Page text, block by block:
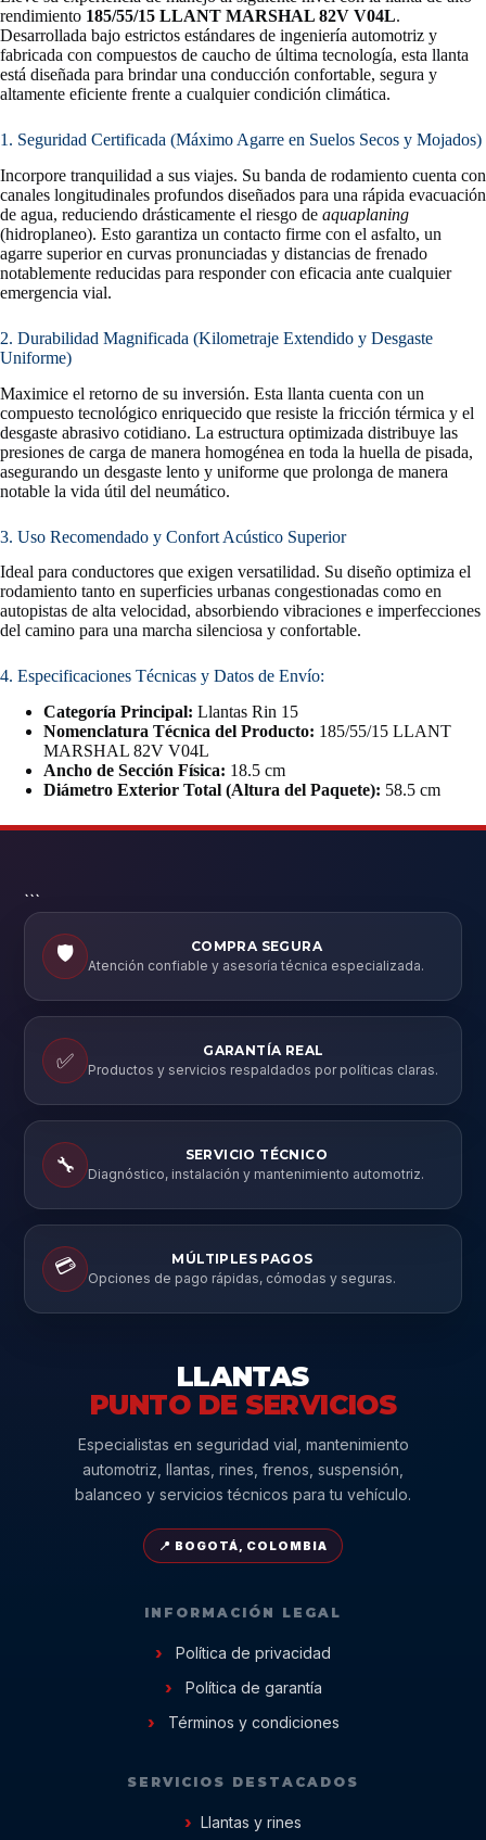
rendimiento 185/55/15 LLANT MARSHAL 82V V04L.
Desarrollada bajo estrictos estándares de ingeniería automotriz y
fabricada con compuestos de caucho de última tecnología, esta llanta
está diseñada para brindar una conducción confortable, segura y
altamente eficiente frente a cualquier condición climática.
1. Seguridad Certificada (Máximo Agarre en Suelos Secos y Mojados)
Incorpore tranquilidad a sus viajes. Su banda de rodamiento cuenta con
canales longitudinales profundos diseñados para una rápida evacuación
de agua, reduciendo drásticamente el riesgo de aquaplaning
(hidroplaneo). Esto garantiza un contacto firme con el asfalto, un
agarre superior en curvas pronunciadas y distancias de frenado
notablemente reducidas para responder con eficacia ante cualquier
emergencia vial.
2. Durabilidad Magnificada (Kilometraje Extendido y Desgaste
Uniforme)
Maximice el retorno de su inversión. Esta llanta cuenta con un
compuesto tecnológico enriquecido que resiste la fricción térmica y el
desgaste abrasivo cotidiano. La estructura optimizada distribuye las
presiones de carga de manera homogénea en toda la huella de pisada,
asegurando un desgaste lento y uniforme que prolonga de manera
notable la vida útil del neumático.
3. Uso Recomendado y Confort Acústico Superior
Ideal para conductores que exigen versatilidad. Su diseño optimiza el
rodamiento tanto en superficies urbanas congestionadas como en
autopistas de alta velocidad, absorbiendo vibraciones e imperfecciones
del camino para una marcha silenciosa y confortable.
4. Especificaciones Técnicas y Datos de Envío:
Categoría Principal: Llantas Rin 15
Nomenclatura Técnica del Producto: 185/55/15 LLANT
MARSHAL 82V V04L
Ancho de Sección Física: 18.5 cm
Diámetro Exterior Total (Altura del Paquete): 58.5 cm
```
🛡️
COMPRA SEGURA
Atención confiable y asesoría técnica especializada.
✅
GARANTÍA REAL
Productos y servicios respaldados por políticas claras.
🔧
SERVICIO TÉCNICO
Diagnóstico, instalación y mantenimiento automotriz.
💳
MÚLTIPLES PAGOS
Opciones de pago rápidas, cómodas y seguras.
LLANTAS
PUNTO DE SERVICIOS
Especialistas en seguridad vial, mantenimiento
automotriz, llantas, rines, frenos, suspensión,
balanceo y servicios técnicos para tu vehículo.
📍 BOGOTÁ, COLOMBIA
INFORMACIÓN LEGAL
Política de privacidad
Política de garantía
Términos y condiciones
SERVICIOS DESTACADOS
Llantas y rines